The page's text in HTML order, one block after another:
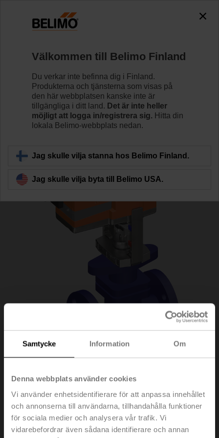
Samtycke Information Om
Denna webbplats använder cookies
Vi använder enhetsidentifierare för att anpassa innehållet
och annonserna till användarna, tillhandahålla funktioner
för sociala medier och analysera vår trafik. Vi
vidarebefordrar även sådana identifierare och annan
H6015X1P6-S2/NVC24A-SR-TPC
Läs mer
Tillbaka till produktkategori
H6015X1P6-
S2/NVC24A-SR-TPC
Välkommen till Belimo Finland
Du verkar inte befinna dig i Finland.
Produkterna och tjänsterna som visas på
den här webbplatsen kanske inte är
tillgängliga i ditt land. Det är inte heller
möjligt att logga in/registrera sig. Hitta din
lokala Belimo-webbplats nedan.
Jag skulle vilja stanna hos Belimo Finland.
Jag skulle vilja byta till Belimo USA.